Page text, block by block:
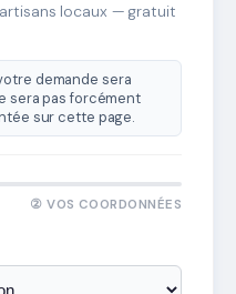
locaux — gratuit
demande sera
sera pas forcément
sur cette page.
② VOS COORDONNÉES